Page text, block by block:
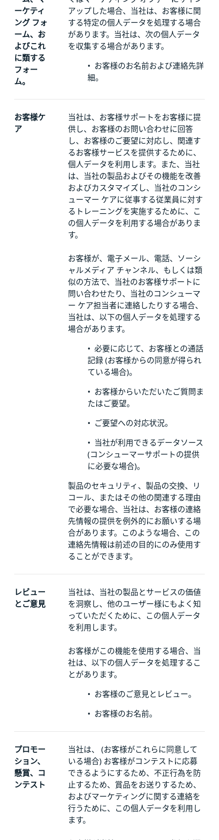
ーケティ
ング フォ
ーム、お
よびこれ
に類する
フォー
ム。
アップした場合、当社は、お客様に関
する特定の個人データを処理する場合
があります。当社は、次の個人データ
を収集する場合があります。
• お客様のお名前および連絡先詳
細。
お客様ケ
ア
当社は、お客様サポートをお客様に提
供し、お客様のお問い合わせに回答
し、お客様のご要望に対応し、関連す
るお客様サービスを提供するために、
個人データを利用します。また、当社
は、当社の製品およびその機能を改善
およびカスタマイズし、当社のコンシ
ューマー ケアに従事する従業員に対す
るトレーニングを実施するために、こ
の個人データを利用する場合がありま
す。
お客様が、電子メール、電話、ソーシ
ャルメディア チャンネル、もしくは類
似の方法で、当社のお客様サポートに
問い合わせたり、当社のコンシューマ
ー ケア担当者に連絡したりする場合、
当社は、以下の個人データを処理する
場合があります。
• 必要に応じて、お客様との通話
記録(お客様からの同意が得られ
ている場合)。
• お客様からいただいたご質問ま
たはご要望。
• ご要望への対応状況。
• 当社が利用できるデータソース
(コンシューマーサポートの提供
に必要な場合)。
製品のセキュリティ、製品の交換、リ
コール、またはその他の関連する理由
で必要な場合、当社は、 お客様の連絡
先情報の提供を例外的にお願いする場
合があります。このような場合、この
連絡先情報は前述の目的にのみ使用す
ることができます。
レビュー
とご意見
当社は、当社の製品とサービスの価値
を洞察し、他のユーザー様にもよく知
っていただくために、この個人データ
を利用します。
お客様がこの機能を使用する場合、当
社は、以下の個人データを処理するこ
とがあります。
• お客様のご意見とレビュー。
• お客様のお名前。
プロモー
ション、
懸賞、コ
ンテスト
当社は、 (お客様がこれらに同意して
いる場合) お客様がコンテストに応募
できるようにするため、不正行為を防
止するため、賞品をお送りするため、
およびマーケティングに関する連絡を
行うために、この個人データを利用し
ます。